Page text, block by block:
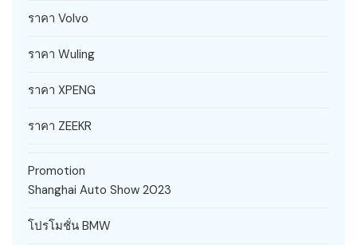
ราคา Volvo
ราคา Wuling
ราคา XPENG
ราคา ZEEKR
Promotion
Shanghai Auto Show 2023
โปรโมชั่น BMW